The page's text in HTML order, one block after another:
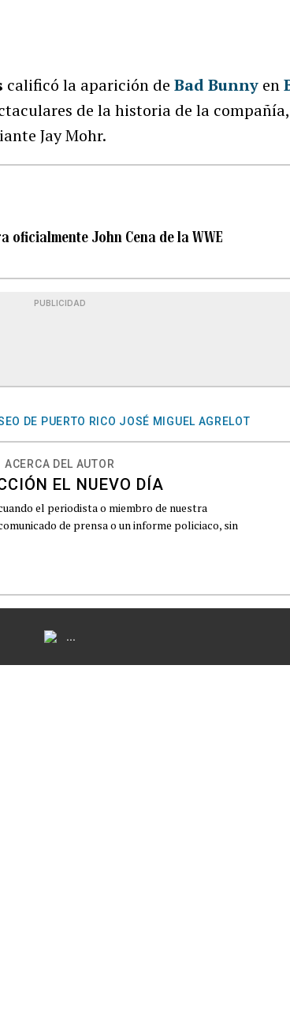
calificó la aparición deBad Bunny en
de la historia de la
Jay Mohr.
oficialmente John Cena de la WWE
PUBLICIDAD
DE PUERTO RICO JOSÉ MIGUEL AGRELOT
ACERCA DEL AUTOR
EL NUEVO DÍA
el periodista o miembro de nuestra
de prensa o un informe policiaco, sin
...